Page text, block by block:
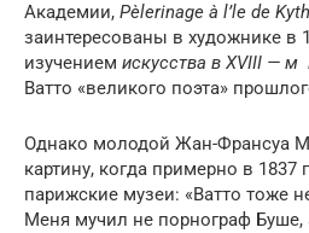
Академии, Pèlerinage à l’le de
заинтересованы в художнике в
изучением искусства в XVIII — м
Ватто «великого поэта»
Однако молодой Жан-Франсуа
картину, когда примерно в 1837
парижские музеи: «Ватто тоже
Меня мучил не порнограф